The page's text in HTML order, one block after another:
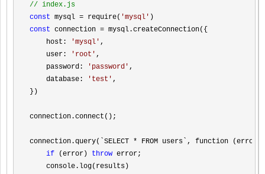
// index.js
const mysql = require( 'mysql '
const connection = mysql.createConnection({
    host:
'mysql ' ,
    user:
' root ' ,
    password:
' password ' ,
    database:
' test ' ,
})
connection.connect();
connection.query(`SELECT * FROM users`, function
if (error) throw error;
    console.log(results)